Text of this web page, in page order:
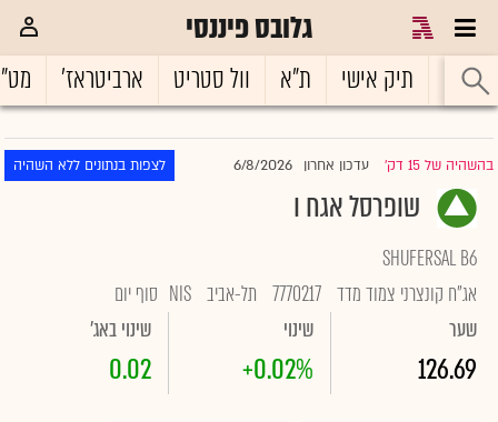
גלובס פיננסי
ראשי תיק אישי ת"א וול סטריט ארביטראז'
בהשהיה של 15 דק' |עדכון אחרון 6/8/2026 לצפות בנתונים ללא השהיה
שופרסל אגח ו
SHUFERSAL B6
אג"ח קונצרני צמוד מדד 7770217 תל-אביב NIS סוף יום
שער
126.69
שינוי
+0.02%
שינוי באג'
0.02